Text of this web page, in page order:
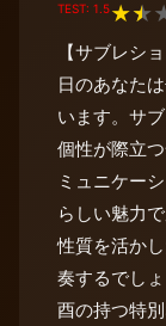
TEST: 1.5★★
【サブレシ
日のあなた
います。サ
個性が際立
ミュニケー
らしい魅力
性質を活か
奏するでし
酉の持つ特